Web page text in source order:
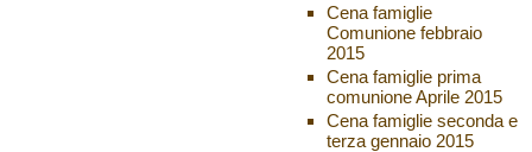
Cena famiglie
Comunione febbraio
2015
Cena famiglie prima
comunione Aprile 2015
Cena famiglie seconda e
terza gennaio 2015